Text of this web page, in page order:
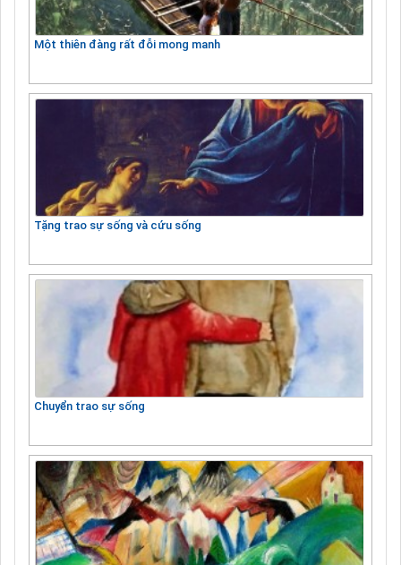
Một thiên đàng rất đỗi mong manh
Tặng trao sự sống và cứu sống
Chuyển trao sự sống